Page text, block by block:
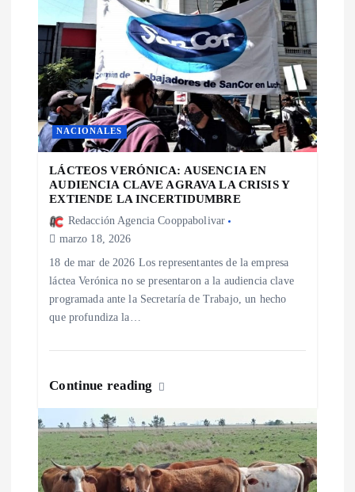
d
e
e
n
NACIONALES
LÁCTEOS VERÓNICA: AUSENCIA EN
AUDIENCIA CLAVE AGRAVA LA CRISIS Y
EXTIENDE LA INCERTIDUMBRE
Redacción Agencia Cooppabolivar
marzo 18, 2026
18 de mar de 2026 Los representantes de la empresa
láctea Verónica no se presentaron a la audiencia clave
programada ante la Secretaría de Trabajo, un hecho
que profundiza la…
Continue reading